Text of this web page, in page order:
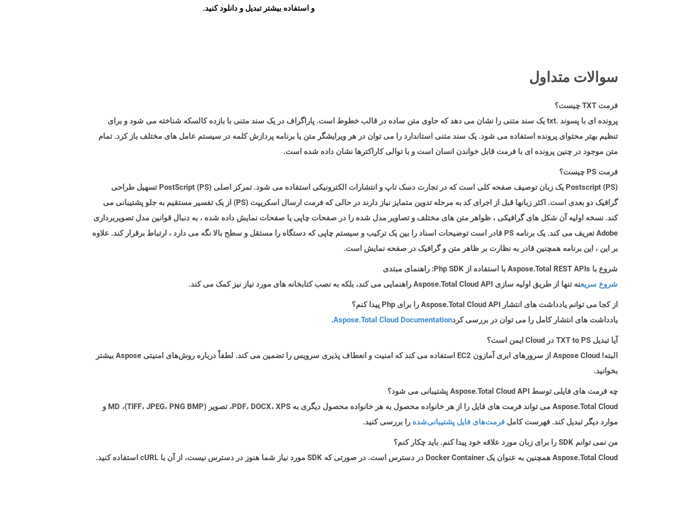
و استفاده بیشتر تبدیل و دانلود کنید.
سوالات متداول
فرمت TXT چیست؟
پرونده ای با پسوند .txt یک سند متنی را نشان می دهد که حاوی متن ساده در قالب خطوط است. پاراگراف در یک سند متنی با بازده کالسکه شناخته می شود و برای
تنظیم بهتر محتوای پرونده استفاده می شود. یک سند متنی استاندارد را می توان در هر ویرایشگر متن یا برنامه پردازش کلمه در سیستم عامل های مختلف باز کرد. تمام
متن موجود در چنین پرونده ای با فرمت قابل خواندن انسان است و با توالی کاراکترها نشان داده شده است.
فرمت PS چیست؟
Postscript (PS) یک زبان توصیف صفحه کلی است که در تجارت دسک تاپ و انتشارات الکترونیکی استفاده می شود. تمرکز اصلی PostScript (PS) تسهیل طراحی
گرافیک دو بعدی است. اکثر زبانها قبل از اجرای کد به مرحله تدوین متمایز نیاز دارند در حالی که فرمت ارسال اسکریپت (PS) از یک تفسیر مستقیم به جلو پشتیبانی می
کند. نسخه اولیه آن شکل های گرافیکی ، ظواهر متن های مختلف و تصاویر مدل شده را در صفحات چاپی یا صفحات نمایش داده شده ، به دنبال قوانین مدل تصویربرداری
Adobe تعریف می کند. یک برنامه PS قادر است توضیحات اسناد را بین یک ترکیب و سیستم چاپی که دستگاه را مستقل و سطح بالا نگه می دارد ، ارتباط برقرار کند. علاوه
بر این ، این برنامه همچنین قادر به نظارت بر ظاهر متن و گرافیک در صفحه نمایش است.
شروع با Aspose.Total REST APIs با استفاده از Php SDK: راهنمای مبتدی
شروع سریعنه تنها از طریق اولیه سازی Aspose.Total Cloud API راهنمایی می کند، بلکه به نصب کتابخانه های مورد نیاز نیز کمک می کند.
از کجا می توانم یادداشت های انتشار Aspose.Total Cloud API را برای Php پیدا کنم؟
یادداشت های انتشار کامل را می توان در بررسی کردAspose.Total Cloud Documentation
.
آیا تبدیل TXT to PS در Cloud ایمن است؟
البته! Aspose Cloud از سرورهای ابری آمازون EC2 استفاده می کند که امنیت و انعطاف پذیری سرویس را تضمین می کند. لطفاً درباره روش‌های امنیتی Aspose بیشتر
بخوانید.
چه فرمت های فایلی توسط Aspose.Total Cloud API پشتیبانی می شود؟
Aspose.Total Cloud می تواند فرمت های فایل را از هر خانواده محصول به هر خانواده محصول دیگری به PDF، DOCX، XPS، تصویر (TIFF، JPEG، PNG BMP)، MD و
موارد دیگر تبدیل کند. فهرست کامل فرمت‌های فایل پشتیبانی‌شده را بررسی کنید.
من نمی توانم SDK را برای زبان مورد علاقه خود پیدا کنم. باید چکار کنم؟
Aspose.Total Cloud همچنین به عنوان یک Docker Container در دسترس است. در صورتی که SDK مورد نیاز شما هنوز در دسترس نیست، از آن با cURL استفاده کنید.